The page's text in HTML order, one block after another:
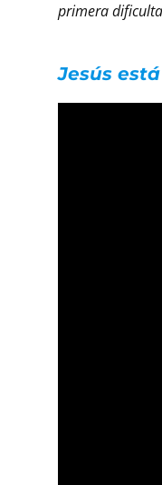
primera
Jesús